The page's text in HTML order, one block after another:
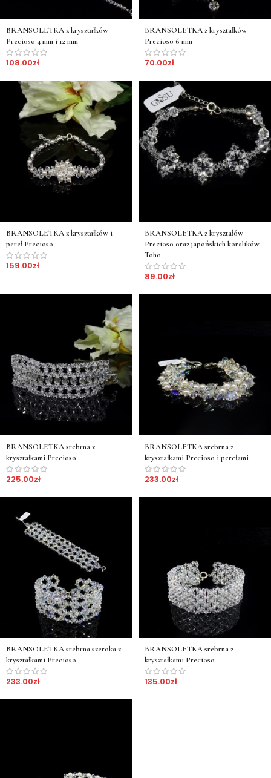
BRANSOLETKA z kryształków
Precioso 4 mm i 12 mm
108.00zł
BRANSOLETKA z kryształków
Precioso 6 mm
70.00zł
BRANSOLETKA z kryształków i
pereł Precioso
159.00zł
BRANSOLETKA z kryształów
Precioso oraz japońskich koralików
Toho
89.00zł
BRANSOLETKA srebrna z
kryształkami Precioso
225.00zł
BRANSOLETKA srebrna z
kryształkami Precioso i perełami
233.00zł
BRANSOLETKA srebrna szeroka z
kryształkami Precioso
233.00zł
BRANSOLETKA srebrna z
kryształkami Precioso
135.00zł